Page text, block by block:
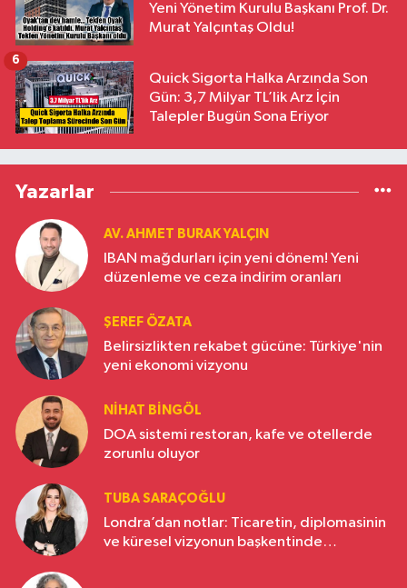
Yeni Yönetim Kurulu Başkanı Prof. Dr.
Murat Yalçıntaş Oldu!
Quick Sigorta Halka Arzında Son
Gün: 3,7 Milyar TL’lik Arz İçin
Talepler Bugün Sona Eriyor
6
Yazarlar
AV. AHMET BURAK YALÇIN
IBAN mağdurları için yeni dönem! Yeni
düzenleme ve ceza indirim oranları
ŞEREF ÖZATA
Belirsizlikten rekabet gücüne: Türkiye'nin
yeni ekonomi vizyonu
NIHAT BINGÖL
DOA sistemi restoran, kafe ve otellerde
zorunlu oluyor
TUBA SARAÇOĞLU
Londra’dan notlar: Ticaretin, diplomasinin
ve küresel vizyonun başkentinde